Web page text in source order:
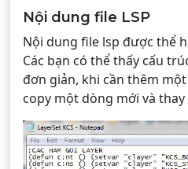
Nội dung file LSP
Nội dung file lsp được thể
Các bạn có thể thấy cấu
đơn giản, khi cần thêm
copy một dòng mới và